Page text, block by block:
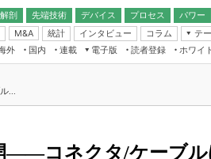
剖
先端技術
デバイス
プロセス パワー
無線
M&A 統計 インタビュー コラム
テ
フィジカルAI
読者調査（EE Times Research）
外 国内
連載
電子版
読者登録 ホワイ
...
――コネクタ/ケーブル